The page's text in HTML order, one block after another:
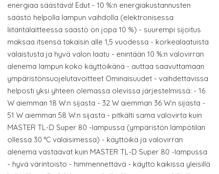
energiaa säästävä! Edut - 10 %:n energiakustannusten
säästö helpolla lampun vaihdolla (elektronisessa
liitäntälaitteessa säästö on jopa 10 %) - suurempi sijoitus
maksaa itsensä takaisin alle 1,5 vuodessa - korkealaatuista
valaistusta ja hyvä valon laatu - enintään 10 %:n valovirran
alenema lampun koko käyttöikänä - auttaa saavuttamaan
ympäristönsuojelutavoitteet Ominaisuudet - vaihdettavissa
helposti yksi yhteen olemassa olevissa järjestelmissä: - 16
W aiemman 18 W:n sijasta - 32 W aiemman 36 W:n sijasta -
51 W aiemman 58 W:n sijasta - pitkälti sama valovirta kuin
MASTER TL-D Super 80 -lampussa (ympäristön lämpötilan
ollessa 30 °C valaisimessa) - käyttöikä ja valovirran
alenema vastaavat kuin MASTER TL-D Super 80 -lampussa
- hyvä värintoisto - himmennettävä - käyttö kaikissa yleisillä